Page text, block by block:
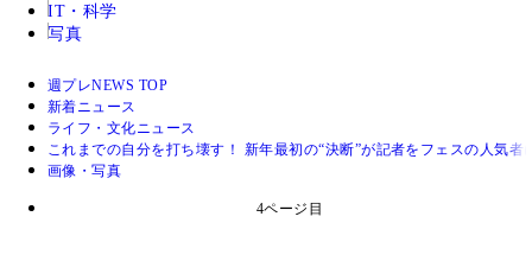
IT・科学
写真
週プレNEWS TOP
新着ニュース
ライフ・文化ニュース
これまでの自分を打ち壊す！ 新年最初の“決断”が記者をフェスの人気者
画像・写真
4ページ目